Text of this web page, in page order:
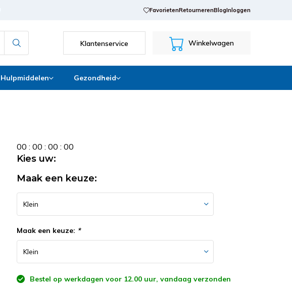
FavorietenRetournerenBlogInloggen
Klantenservice Winkelwagen
Hulpmiddelen Gezondheid
00 :00 :00 :00
Kies uw:
Maak een keuze:
Maak een keuze: *
Bestel op werkdagen voor 12.00 uur, vandaag verzonden